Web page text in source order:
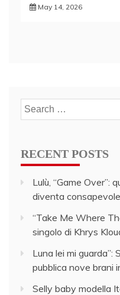
May 14, 2026
Search
for:
RECENT POSTS
Lulù, “Game Over”:
diventa
“Take Me Where
singolo di Khrys
Luna lei mi guarda”:
pubblica nove brani
Selly baby modella